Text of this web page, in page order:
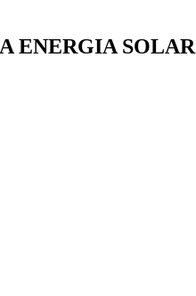
ENERGIA SOLAR